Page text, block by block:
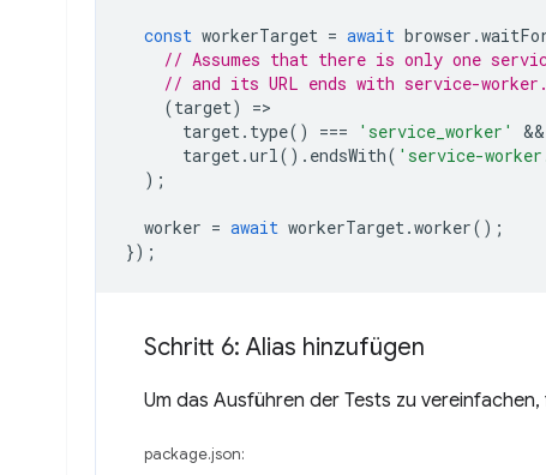
const workerTarget = await browser .
// Assumes that there is only one
// and its URL ends with service-
(target) =
target. type() === 'service_worker'
target.url(). endsWith( 'service-
);
worker = await workerTarget.worker();
});
Schritt 6: Alias hinzufügen
Um das Ausführen der Tests zu
package.json: